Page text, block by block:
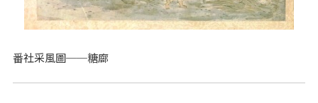
番社采風圖──糖廍